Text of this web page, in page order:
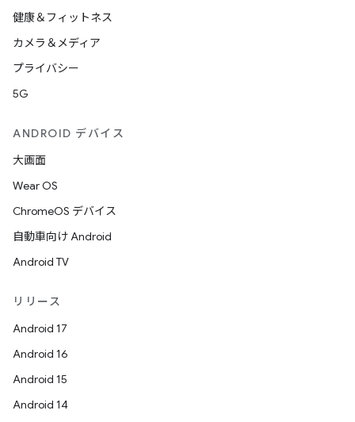
健康＆フィットネス
カメラ＆メディア
プライバシー
5G
ANDROID デバイス
大画面
Wear OS
ChromeOS デバイス
自動車向け Android
Android TV
リリース
Android 17
Android 16
Android 15
Android 14